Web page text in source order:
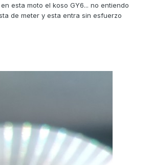
esta moto el koso GY6... no entiendo
de meter y esta entra sin esfuerzo